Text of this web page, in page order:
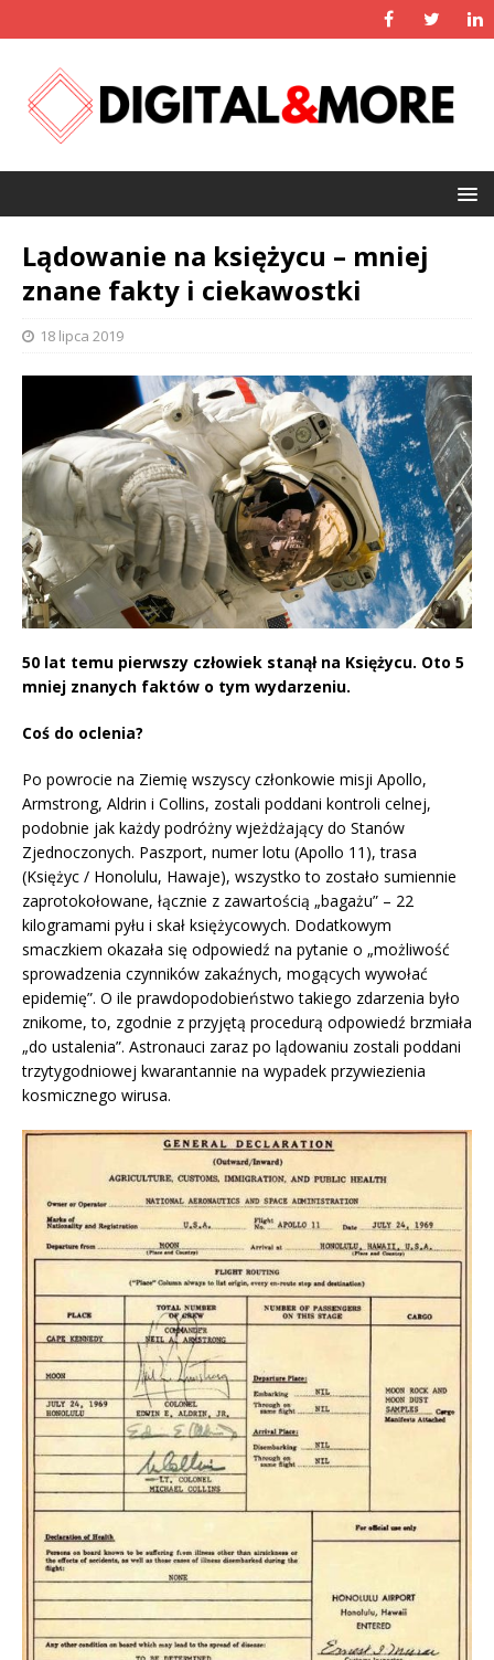
Lądowanie na księżycu – mniej
znane fakty i ciekawostki
18 lipca 2019
50 lat temu pierwszy człowiek stanął na Księżycu. Oto 5
mniej znanych faktów o tym wydarzeniu.
Coś do oclenia?
Po powrocie na Ziemię wszyscy członkowie misji Apollo,
Armstrong, Aldrin i Collins, zostali poddani kontroli celnej,
podobnie jak każdy podróżny wjeżdżający do Stanów
Zjednoczonych. Paszport, numer lotu (Apollo 11), trasa
(Księżyc / Honolulu, Hawaje), wszystko to zostało sumiennie
zaprotokołowane, łącznie z zawartością „bagażu” – 22
kilogramami pyłu i skał księżycowych. Dodatkowym
smaczkiem okazała się odpowiedź na pytanie o „możliwość
sprowadzenia czynników zakaźnych, mogących wywołać
epidemię”. O ile prawdopodobieństwo takiego zdarzenia było
znikome, to, zgodnie z przyjętą procedurą odpowiedź brzmiała
„do ustalenia”. Astronauci zaraz po lądowaniu zostali poddani
trzytygodniowej kwarantannie na wypadek przywiezienia
kosmicznego wirusa.